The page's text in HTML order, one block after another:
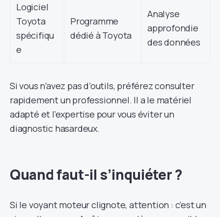
Logiciel
Toyota
spécifiqu
e
Programme
dédié à Toyota
Analyse
approfondie
des données
Si vous n’avez pas d’outils, préférez consulter
rapidement un professionnel. Il a le matériel
adapté et l’expertise pour vous éviter un
diagnostic hasardeux.
Quand faut-il s’inquiéter ?
Si le voyant moteur clignote, attention : c’est un